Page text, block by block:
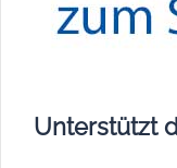
Unterstützt